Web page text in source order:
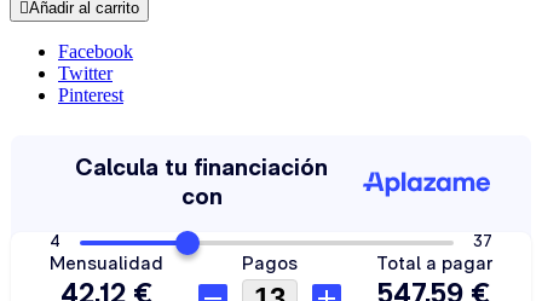
Añadir al carrito
Facebook
Twitter
Pinterest